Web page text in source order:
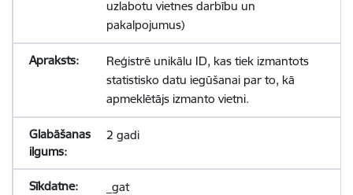
uzlabotu vietnes darbību un
pakalpojumus)
Reģistrē unikālu ID, kas tiek izmantots
statistisko datu iegūšanai par to, kā
apmeklētājs izmanto vietni.
2 gadi
_gat